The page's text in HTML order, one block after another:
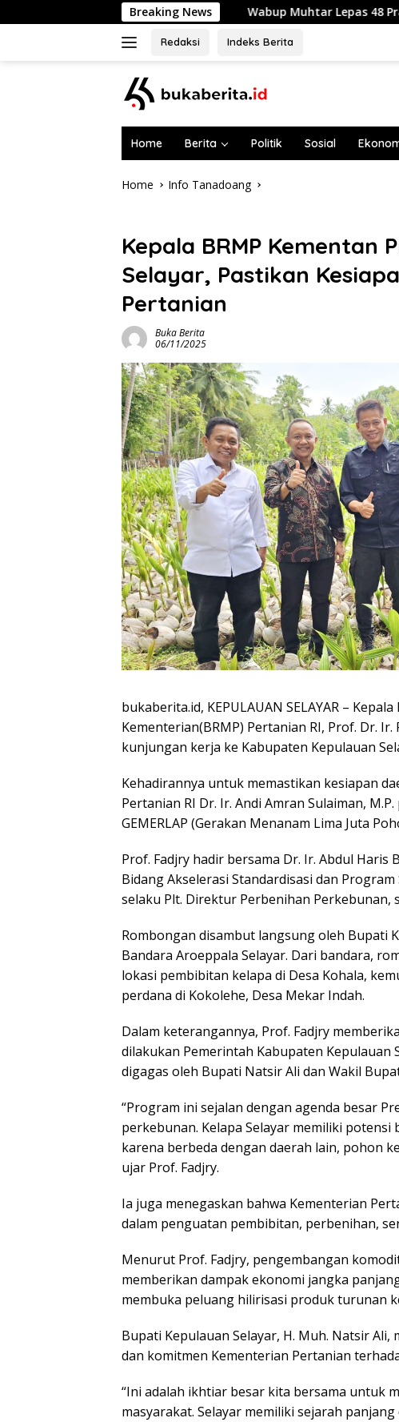
to
Breaking News
Wabup Muhtar Lepas 48 Pramuka Garuda
Redaksi Indeks Berita
Home Berita Politik Sosial
Home Info Tanadoang
Kepala BRMP Kementan
Selayar, Pastikan
Pertanian
Buka Berita
06/11/2025
bukaberita.id, KEPULAUAN SELAYAR –
Kementerian(BRMP) Pertanian RI, Prof. Dr. Ir.
kunjungan kerja ke Kabupaten Kepulauan
Kehadirannya untuk memastikan kesiapan
Pertanian RI Dr. Ir. Andi Amran Sulaiman,
GEMERLAP (Gerakan Menanam Lima Juta
Prof. Fadjry hadir bersama Dr. Ir. Abdul Haris
Bidang Akselerasi Standardisasi dan Program
selaku Plt. Direktur Perbenihan Perkebunan,
Rombongan disambut langsung oleh Bupati
Bandara Aroeppala Selayar. Dari bandara,
lokasi pembibitan kelapa di Desa Kohala,
perdana di Kokolehe, Desa Mekar Indah.
Dalam keterangannya, Prof. Fadjry
dilakukan Pemerintah Kabupaten Kepulauan
digagas oleh Bupati Natsir Ali dan Wakil
“Program ini sejalan dengan agenda besar
perkebunan. Kelapa Selayar memiliki
karena berbeda dengan daerah lain, pohon
ujar Prof. Fadjry.
Ia juga menegaskan bahwa Kementerian
dalam penguatan pembibitan, perbenihan,
Menurut Prof. Fadjry, pengembangan
memberikan dampak ekonomi jangka
membuka peluang hilirisasi produk turunan
Bupati Kepulauan Selayar, H. Muh. Natsir
dan komitmen Kementerian Pertanian
“Ini adalah ikhtiar besar kita bersama untuk
masyarakat. Selayar memiliki sejarah